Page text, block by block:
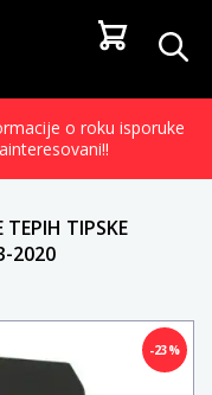
o roku isporuke
TEPIH TIPSKE
2020
-23%